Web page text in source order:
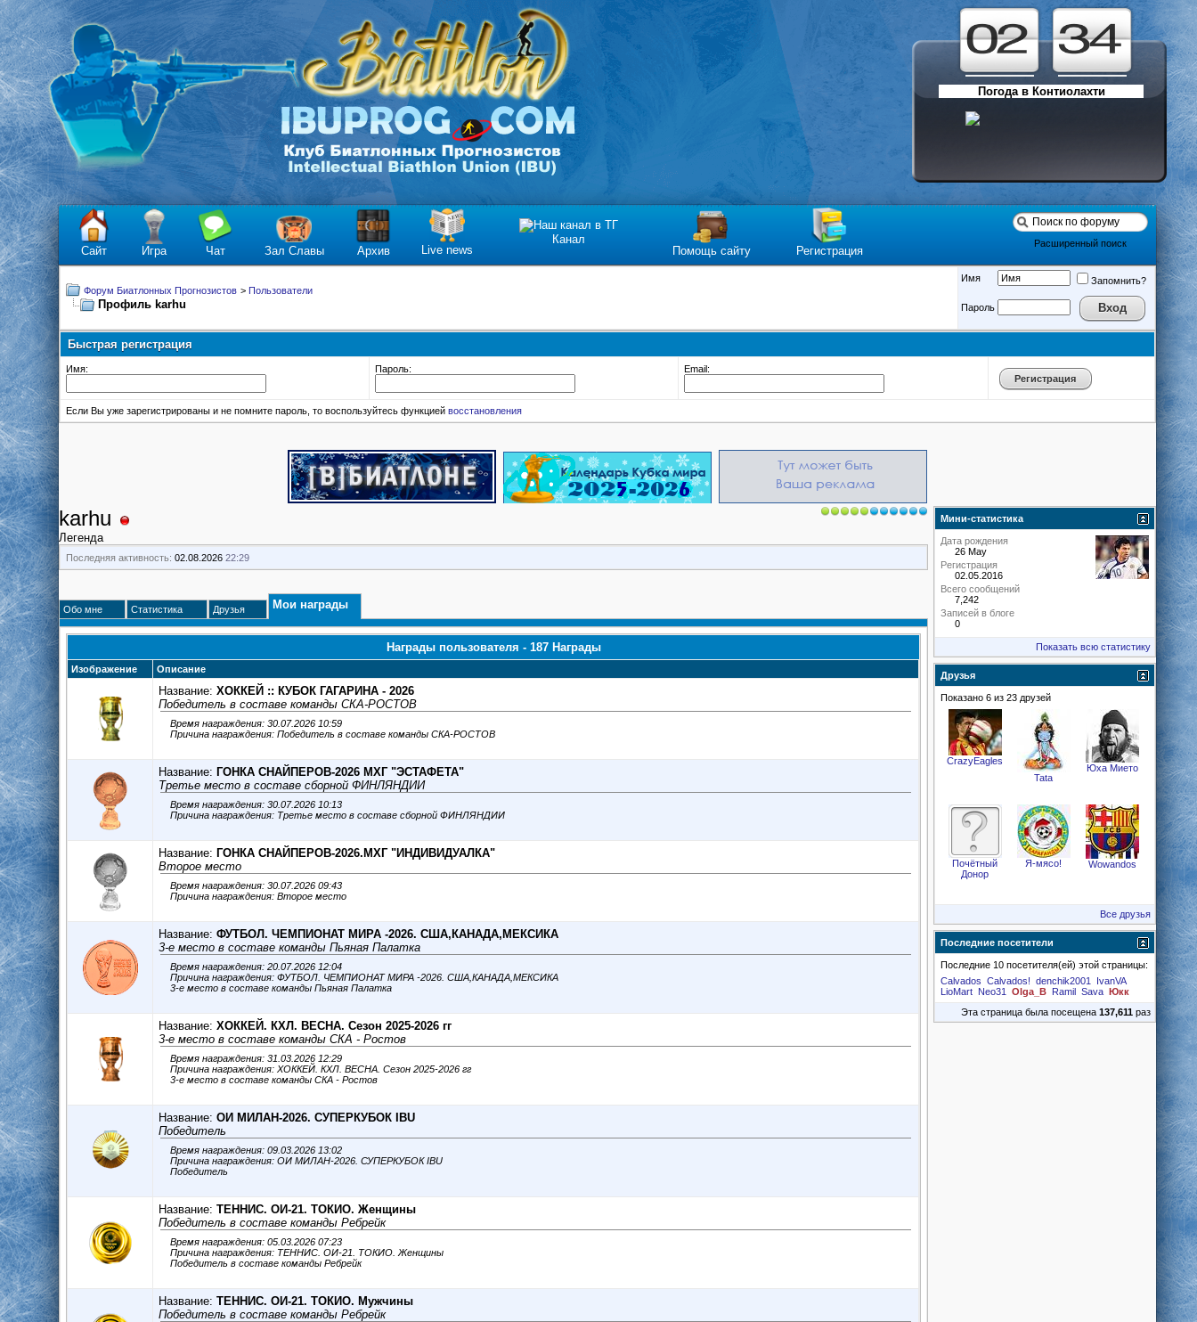
Погода в Контиолахти
Расширенный поиск
Сайт Игра Чат Зал Славы Архив Live news
Канал
Помощь сайту
Регистрация
Форум Биатлонных Прогнозистов > Пользователи
Профиль karhu
Имя Запомнить?
Пароль
Быстрая регистрация
Имя: Пароль: Email:
Если Вы уже зарегистрированы и не помните пароль, то воспользуйтесь функцией восстановления
karhu
Легенда
Последняя активность: 02.08.2026 22:29
Обо мне Статистика Друзья Мои награды
Награды пользователя - 187 Награды
Изображение Описание
Название: ХОККЕЙ :: КУБОК ГАГАРИНА - 2026
Победитель в составе команды СКА-РОСТОВ
Время награждения: 30.07.2026 10:59
Причина награждения: Победитель в составе команды СКА-РОСТОВ
Название: ГОНКА СНАЙПЕРОВ-2026 МХГ "ЭСТАФЕТА"
Третье место в составе сборной ФИНЛЯНДИИ
Время награждения: 30.07.2026 10:13
Причина награждения: Третье место в составе сборной ФИНЛЯНДИИ
Название: ГОНКА СНАЙПЕРОВ-2026.МХГ "ИНДИВИДУАЛКА"
Второе место
Время награждения: 30.07.2026 09:43
Причина награждения: Второе место
Название: ФУТБОЛ. ЧЕМПИОНАТ МИРА -2026. США,КАНАДА,МЕКСИКА
3-е место в составе команды Пьяная Палатка
Время награждения: 20.07.2026 12:04
Причина награждения: ФУТБОЛ. ЧЕМПИОНАТ МИРА -2026. США,КАНАДА,МЕКСИКА
3-е место в составе команды Пьяная Палатка
Название: ХОККЕЙ. КХЛ. ВЕСНА. Сезон 2025-2026 гг
3-е место в составе команды СКА - Ростов
Время награждения: 31.03.2026 12:29
Причина награждения: ХОККЕЙ. КХЛ. ВЕСНА. Сезон 2025-2026 гг
3-е место в составе команды СКА - Ростов
Название: ОИ МИЛАН-2026. СУПЕРКУБОК IBU
Победитель
Время награждения: 09.03.2026 13:02
Причина награждения: ОИ МИЛАН-2026. СУПЕРКУБОК IBU
Победитель
Название: ТЕННИС. ОИ-21. ТОКИО. Женщины
Победитель в составе команды Ребрейк
Время награждения: 05.03.2026 07:23
Причина награждения: ТЕННИС. ОИ-21. ТОКИО. Женщины
Победитель в составе команды Ребрейк
Название: ТЕННИС. ОИ-21. ТОКИО. Мужчины
Победитель в составе команды Ребрейк
Мини-статистика
Дата рождения
26 May
Регистрация
02.05.2016
Всего сообщений
7,242
Записей в блоге
0
Показать всю статистику
Друзья
Показано 6 из 23 друзей
CrazyEagles
Tata
Юха Мието
Почётный
Донор
Я-мясо! Wowandos
Все друзья
Последние посетители
Последние 10 посетителя(ей) этой страницы:
Calvados Calvados! denchik2001
IvanVA
LioMart Neo31 Olga_B Ramil Sava Юкк
Эта страница была посещена 137,611 раз